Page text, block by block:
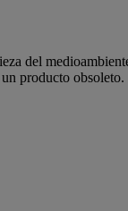
del
producto obsoleto.